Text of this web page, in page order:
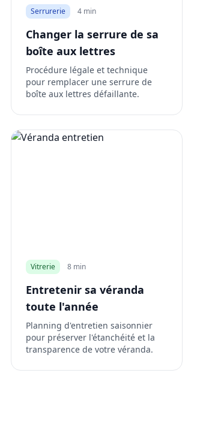
Serrurerie 4 min
Changer la serrure de sa
boîte aux lettres
Procédure légale et technique
pour remplacer une serrure de
boîte aux lettres défaillante.
Vitrerie 8 min
Entretenir sa véranda
toute l'année
Planning d'entretien saisonnier
pour préserver l'étanchéité et la
transparence de votre véranda.